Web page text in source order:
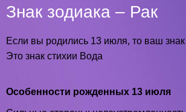
Знак зодиака – Рак
Если вы родились 13 июля, то ваш знак
Это знак стихии Вода
Особенности рожденных 13 июля